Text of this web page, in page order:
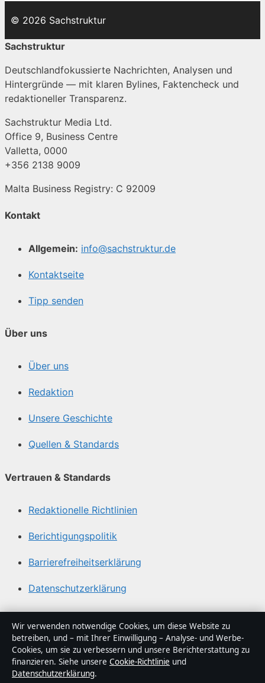
© 2026 Sachstruktur
Sachstruktur
Deutschlandfokussierte Nachrichten, Analysen und
Hintergründe — mit klaren Bylines, Faktencheck und
redaktioneller Transparenz.
Sachstruktur Media Ltd.
Office 9, Business Centre
Valletta, 0000
+356 2138 9009
Malta Business Registry: C 92009
Kontakt
Allgemein: info@sachstruktur.de
Kontaktseite
Tipp senden
Über uns
Über uns
Redaktion
Unsere Geschichte
Quellen & Standards
Vertrauen & Standards
Redaktionelle Richtlinien
Berichtigungspolitik
Barrierefreiheitserklärung
Datenschutzerklärung
Über Sachstruktur in Kürze
Sachstruktur ist ein unabhängiger digitaler
Nachrichtenanbieter mit Fokus auf Politik, Wirtschaft,
Technik und Gesellschaft in Deutschland. Jeder Artikel
Wir verwenden notwendige Cookies, um diese Website zu
betreiben, und – mit Ihrer Einwilligung – Analyse- und Werbe-
Cookies, um sie zu verbessern und unsere Berichterstattung zu
finanzieren. Siehe unsere Cookie-Richtlinie und
Datenschutzerklärung.